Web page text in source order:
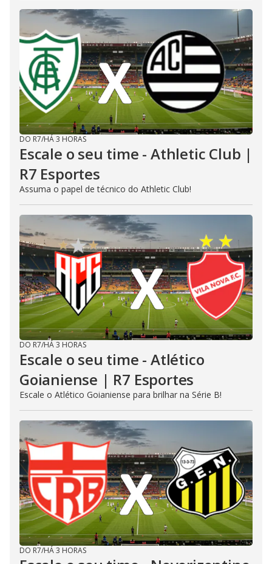
DO R7/HÁ 3 HORAS
Escale o seu time - Athletic Club |
R7 Esportes
Assuma o papel de técnico do Athletic Club!
DO R7/HÁ 3 HORAS
Escale o seu time - Atlético
Goianiense | R7 Esportes
Escale o Atlético Goianiense para brilhar na Série B!
DO R7/HÁ 3 HORAS